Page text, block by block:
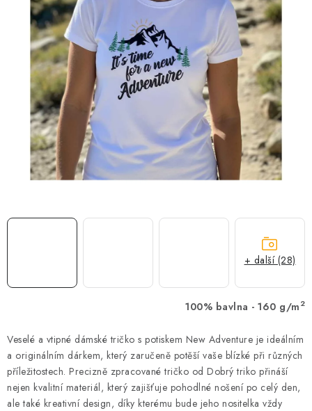
MÁM SRDCE POMÁHÁM
VÁNOCE
PROVIZNÍ SYSTÉM
O nás Časté otázky
Doprava a platba
Obchodní podmínky
Zásady zpracování ochrany osobních údajů
Napište nám
100% bavlna - 160 g/m 2
Veselé a vtipné dámské tričko s potiskem New Adventure je ideálním
a originálním dárkem, který zaručeně potěší vaše blízké při různých
příležitostech. Precizně zpracované tričko od Dobrý triko přináší
nejen kvalitní materiál, který zajišťuje pohodlné nošení po celý den,
ale také kreativní design, díky kterému bude jeho nositelka vždy
+ další (28)